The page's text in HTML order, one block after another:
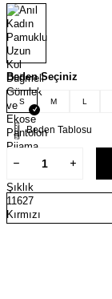
Beden Seçiniz
S M L
Beden Tablosu